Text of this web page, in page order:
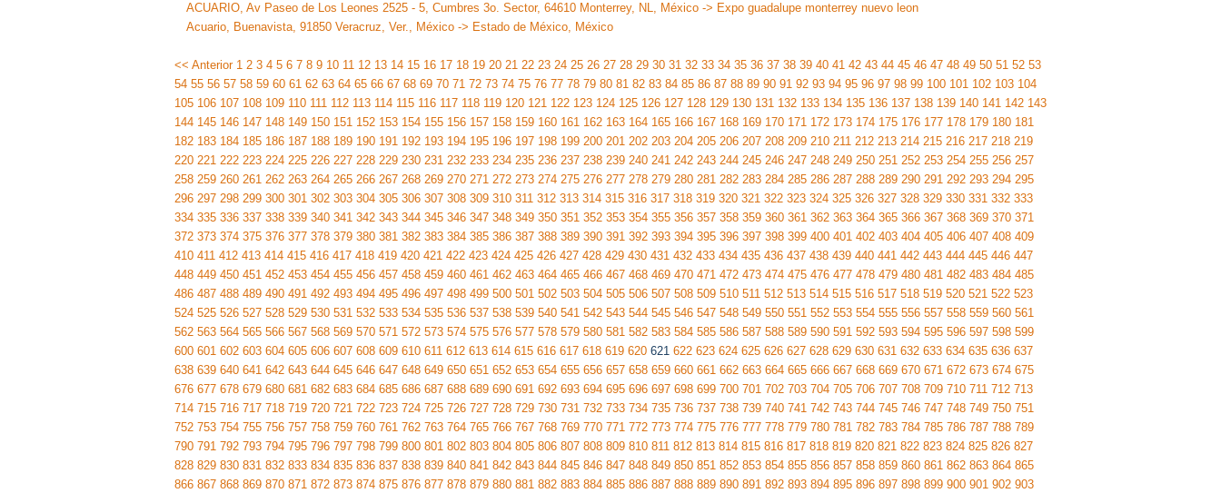
ACUARIO, Av Paseo de Los Leones 2525 - 5, Cumbres 3o. Sector, 64610 Monterrey, NL, México -> Expo guadalupe monterrey nuevo leon
Acuario, Buenavista, 91850 Veracruz, Ver., México -> Estado de México, México
<< Anterior 1 2 3 4 5 6 7 8 9 10 11 12 13 14 15 16 17 18 19 20 21 22 23 24 25 26 27 28 29 30 31 32 33 34 35 36 37 38 39 40 41 42 43 44 45 46 47 48 49 50 51 52 53
54 55 56 57 58 59 60 61 62 63 64 65 66 67 68 69 70 71 72 73 74 75 76 77 78 79 80 81 82 83 84 85 86 87 88 89 90 91 92 93 94 95 96 97 98 99 100 101 102 103 104
105 106 107 108 109 110 111 112 113 114 115 116 117 118 119 120 121 122 123 124 125 126 127 128 129 130 131 132 133 134 135 136 137 138 139 140 141 142 143
144 145 146 147 148 149 150 151 152 153 154 155 156 157 158 159 160 161 162 163 164 165 166 167 168 169 170 171 172 173 174 175 176 177 178 179 180 181
182 183 184 185 186 187 188 189 190 191 192 193 194 195 196 197 198 199 200 201 202 203 204 205 206 207 208 209 210 211 212 213 214 215 216 217 218 219
220 221 222 223 224 225 226 227 228 229 230 231 232 233 234 235 236 237 238 239 240 241 242 243 244 245 246 247 248 249 250 251 252 253 254 255 256 257
258 259 260 261 262 263 264 265 266 267 268 269 270 271 272 273 274 275 276 277 278 279 280 281 282 283 284 285 286 287 288 289 290 291 292 293 294 295
296 297 298 299 300 301 302 303 304 305 306 307 308 309 310 311 312 313 314 315 316 317 318 319 320 321 322 323 324 325 326 327 328 329 330 331 332 333
334 335 336 337 338 339 340 341 342 343 344 345 346 347 348 349 350 351 352 353 354 355 356 357 358 359 360 361 362 363 364 365 366 367 368 369 370 371
372 373 374 375 376 377 378 379 380 381 382 383 384 385 386 387 388 389 390 391 392 393 394 395 396 397 398 399 400 401 402 403 404 405 406 407 408 409
410 411 412 413 414 415 416 417 418 419 420 421 422 423 424 425 426 427 428 429 430 431 432 433 434 435 436 437 438 439 440 441 442 443 444 445 446 447
448 449 450 451 452 453 454 455 456 457 458 459 460 461 462 463 464 465 466 467 468 469 470 471 472 473 474 475 476 477 478 479 480 481 482 483 484 485
486 487 488 489 490 491 492 493 494 495 496 497 498 499 500 501 502 503 504 505 506 507 508 509 510 511 512 513 514 515 516 517 518 519 520 521 522 523
524 525 526 527 528 529 530 531 532 533 534 535 536 537 538 539 540 541 542 543 544 545 546 547 548 549 550 551 552 553 554 555 556 557 558 559 560 561
562 563 564 565 566 567 568 569 570 571 572 573 574 575 576 577 578 579 580 581 582 583 584 585 586 587 588 589 590 591 592 593 594 595 596 597 598 599
600 601 602 603 604 605 606 607 608 609 610 611 612 613 614 615 616 617 618 619 620 621 622 623 624 625 626 627 628 629 630 631 632 633 634 635 636 637
638 639 640 641 642 643 644 645 646 647 648 649 650 651 652 653 654 655 656 657 658 659 660 661 662 663 664 665 666 667 668 669 670 671 672 673 674 675
676 677 678 679 680 681 682 683 684 685 686 687 688 689 690 691 692 693 694 695 696 697 698 699 700 701 702 703 704 705 706 707 708 709 710 711 712 713
714 715 716 717 718 719 720 721 722 723 724 725 726 727 728 729 730 731 732 733 734 735 736 737 738 739 740 741 742 743 744 745 746 747 748 749 750 751
752 753 754 755 756 757 758 759 760 761 762 763 764 765 766 767 768 769 770 771 772 773 774 775 776 777 778 779 780 781 782 783 784 785 786 787 788 789
790 791 792 793 794 795 796 797 798 799 800 801 802 803 804 805 806 807 808 809 810 811 812 813 814 815 816 817 818 819 820 821 822 823 824 825 826 827
828 829 830 831 832 833 834 835 836 837 838 839 840 841 842 843 844 845 846 847 848 849 850 851 852 853 854 855 856 857 858 859 860 861 862 863 864 865
866 867 868 869 870 871 872 873 874 875 876 877 878 879 880 881 882 883 884 885 886 887 888 889 890 891 892 893 894 895 896 897 898 899 900 901 902 903